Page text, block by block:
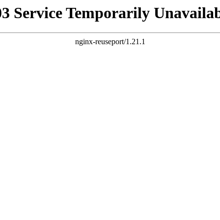
Service Temporarily
nginx-reuseport/1.21.1